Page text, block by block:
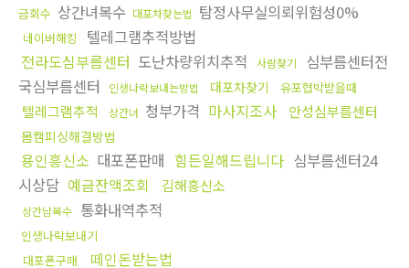
금회수 상간녀복수 대포차찾는법 탐정사무실의뢰위험성0%
네이버해킹
텔레그램추적방법
전라도심부름센터 도난차량위치추적 사람찾기
심부름센터전
국심부름센터
인생나락보내는방법 대포차찾기 유포협박받을때
텔레그램추적 상간녀 청부가격 마사지조사 안성심부름센터
몸캠피싱해결방법
용인흥신소 대포폰판매 힘든일해드립니다 심부름센터24
시상담 예금잔액조회 김해흥신소
상간남복수 통화내역추적
인생나락보내기
대포폰구매
떼인돈받는법